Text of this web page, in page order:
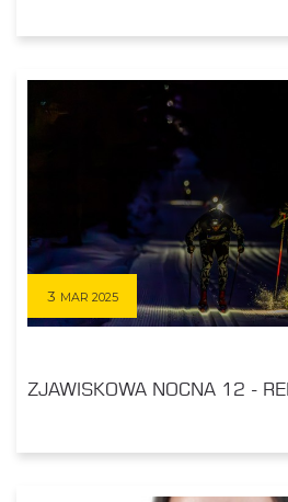
3 MAR 2025
ZJAWISKOWA NOCNA 12 -